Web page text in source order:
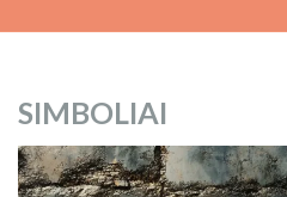
SIMBOLIAI